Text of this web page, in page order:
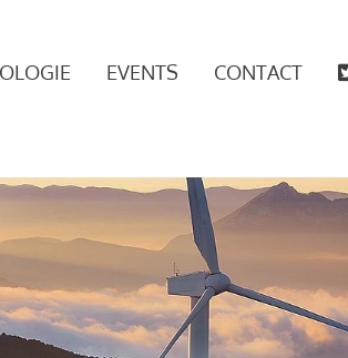
EVENTS CONTACT